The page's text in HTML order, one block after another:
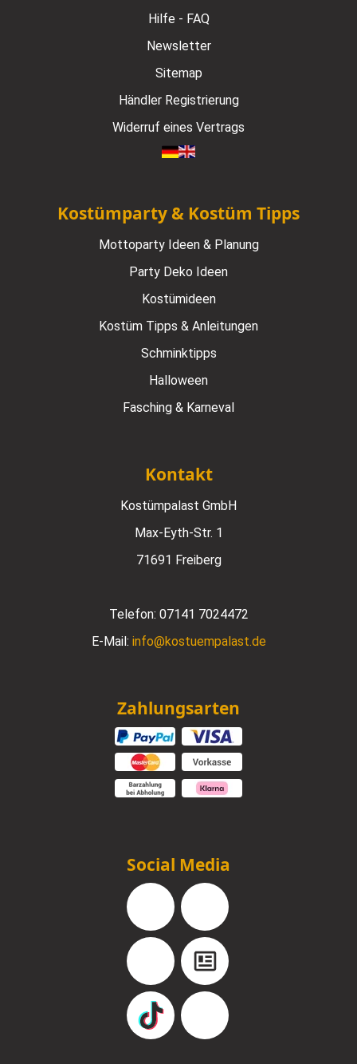
Hilfe - FAQ
Newsletter
Sitemap
Händler Registrierung
Widerruf eines Vertrags
Kostümparty & Kostüm Tipps
Mottoparty Ideen & Planung
Party Deko Ideen
Kostümideen
Kostüm Tipps & Anleitungen
Schminktipps
Halloween
Fasching & Karneval
Kontakt
Kostümpalast GmbH
Max-Eyth-Str. 1
71691 Freiberg
Telefon: 07141 7024472
E-Mail: info@kostuempalast.de
Zahlungsarten
Social Media
Facebook Instagram
YouTube Blog
TikTok Pinterest